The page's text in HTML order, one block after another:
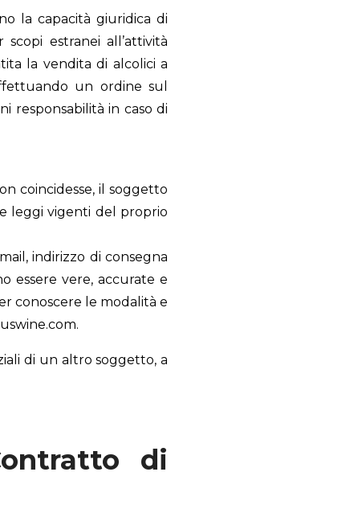
la capacità giuridica di
estranei all’attività
la vendita di alcolici a
un ordine sul
responsabilità in caso di
coincidesse, il soggetto
leggi vigenti del proprio
indirizzo di consegna
essere vere, accurate e
conoscere le modalità e
.
di un altro soggetto, a
di